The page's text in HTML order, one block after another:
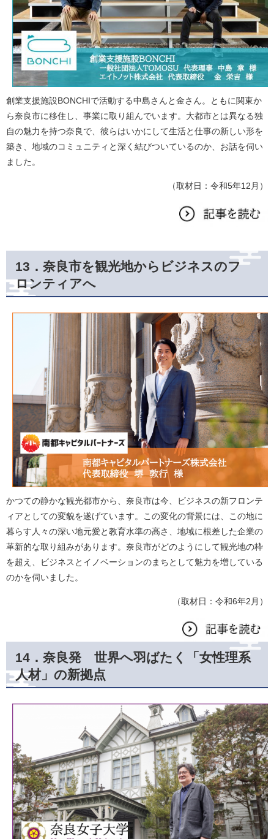
創業支援施設BONCHIで活動する中島さんと金さん。ともに関東か
ら奈良市に移住し、事業に取り組んでいます。大都市とは異なる独
自の魅力を持つ奈良で、彼らはいかにして生活と仕事の新しい形を
築き、地域のコミュニティと深く結びついているのか、お話を伺い
ました。
（取材日：令和5年12月）
13．奈良市を観光地からビジネスのフ
ロンティアへ
かつての静かな観光都市から、奈良市は今、ビジネスの新フロンテ
ィアとしての変貌を遂げています。この変化の背景には、この地に
暮らす人々の深い地元愛と教育水準の高さ、地域に根差した企業の
革新的な取り組みがあります。奈良市がどのようにして観光地の枠
を超え、ビジネスとイノベーションのまちとして魅力を増している
のかを伺いました。
（取材日：令和6年2月）
14． 奈良発 世界へ羽ばたく「女性理系
人材」の新拠点